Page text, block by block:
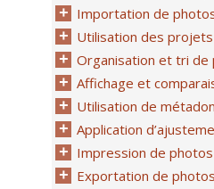
Importation de
Utilisation des
Organisation et tri de
Affichage et
Utilisation de
Application
Impression de photos
Exportation de photos